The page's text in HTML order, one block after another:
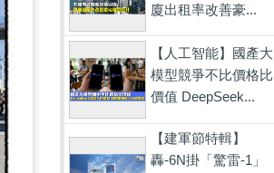
廈出租率改善豪...
【人工智能】國產大
模型競爭不比價格比
價值 DeepSeek...
【建軍節特輯】
轟-6N掛「驚雷-1」